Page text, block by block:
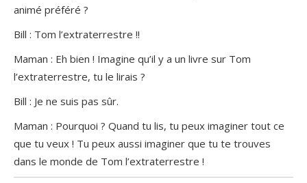
animé préféré ?
Bill : Tom l’extraterrestre !!
Maman : Eh bien ! Imagine qu’il y a un livre sur Tom
l’extraterrestre, tu le lirais ?
Bill : Je ne suis pas sûr.
Maman : Pourquoi ? Quand tu lis, tu peux imaginer tout ce
que tu veux ! Tu peux aussi imaginer que tu te trouves
dans le monde de Tom l’extraterrestre !